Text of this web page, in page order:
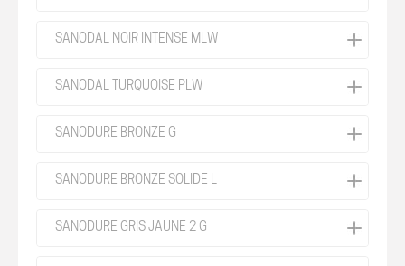
SANODAL NOIR INTENSE MLW
SANODAL TURQUOISE PLW
SANODURE BRONZE G
SANODURE BRONZE SOLIDE L
SANODURE GRIS JAUNE 2 G